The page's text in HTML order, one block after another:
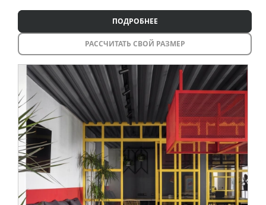
ПОДРОБНЕЕ
РАССЧИТАТЬ СВОЙ РАЗМЕР